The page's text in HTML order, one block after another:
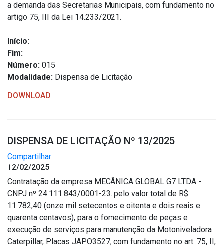
a demanda das Secretarias Municipais, com fundamento no
artigo 75, III da Lei 14.233/2021.
Início:
Fim:
Número: 015
Modalidade: Dispensa de Licitação
DOWNLOAD
DISPENSA DE LICITAÇÃO Nº 13/2025
Compartilhar
12/02/2025
Contratação da empresa MECÂNICA GLOBAL G7 LTDA -
CNPJ nº 24.111.843/0001-23, pelo valor total de R$
11.782,40 (onze mil setecentos e oitenta e dois reais e
quarenta centavos), para o fornecimento de peças e
execução de serviços para manutenção da Motoniveladora
Caterpillar, Placas JAPO3527, com fundamento no art. 75, II,